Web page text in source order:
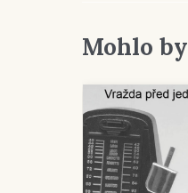
Mohlo